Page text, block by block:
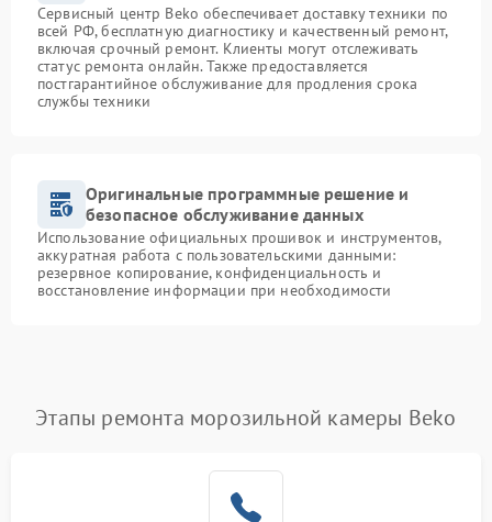
Сервисный центр Beko обеспечивает доставку техники по
всей РФ, бесплатную диагностику и качественный ремонт,
включая срочный ремонт. Клиенты могут отслеживать
статус ремонта онлайн. Также предоставляется
постгарантийное обслуживание для продления срока
службы техники
Оригинальные программные решение и
безопасное обслуживание данных
Использование официальных прошивок и инструментов,
аккуратная работа с пользовательскими данными:
резервное копирование, конфиденциальность и
восстановление информации при необходимости
Этапы ремонта морозильной камеры Beko